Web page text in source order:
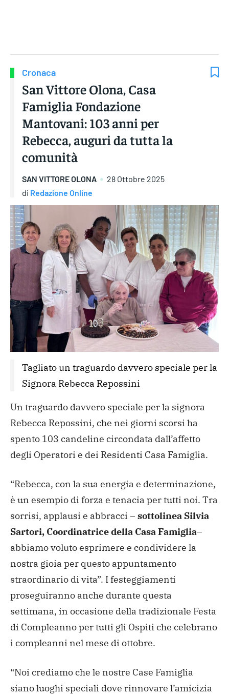
Cronaca
San Vittore Olona, Casa
Famiglia Fondazione
Mantovani: 103 anni per
Rebecca, auguri da tutta la
comunità
SAN VITTORE OLONA
28 Ottobre 2025
di Redazione Online
Tagliato un traguardo davvero speciale per la
Signora Rebecca Repossini
Un traguardo davvero speciale per la signora
Rebecca Repossini, che nei giorni scorsi ha
spento 103 candeline circondata dall’affetto
degli Operatori e dei Residenti Casa Famiglia.
“Rebecca, con la sua energia e determinazione,
è un esempio di forza e tenacia per tutti noi. Tra
sorrisi, applausi e abbracci – sottolinea Silvia
Sartori, Coordinatrice della Casa Famiglia–
abbiamo voluto esprimere e condividere la
nostra gioia per questo appuntamento
straordinario di vita”. I festeggiamenti
proseguiranno anche durante questa
settimana, in occasione della tradizionale Festa
di Compleanno per tutti gli Ospiti che celebrano
i compleanni nel mese di ottobre.
“Noi crediamo che le nostre Case Famiglia
siano luoghi speciali dove rinnovare l’amicizia